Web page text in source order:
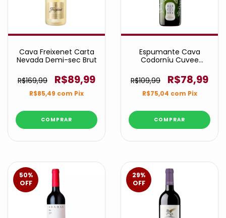
Cava Freixenet Carta
Nevada Demi-sec Brut
R$169,99 R$89,99
R$85,49 com Pix
Espumante Cava
Codorníu Cuvee
R$109,99
R$78,99
R$75,04 com Pix
50%
OFF
29%
OFF